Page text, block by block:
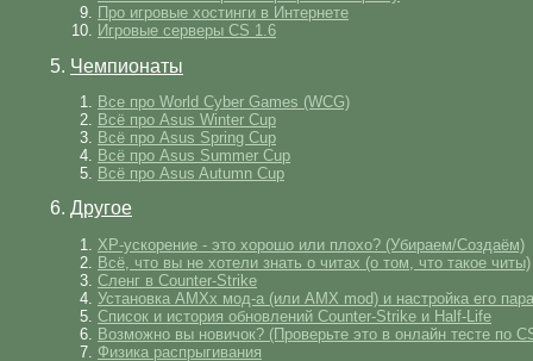
Про игровые хостинги в Интернете
Игровые серверы CS 1.6
5. Чемпионаты
Все про World Cyber Games (WCG)
Всё про Asus Winter Cup
Всё про Asus Spring Cup
Всё про Asus Summer Cup
Всё про Asus Autumn Cup
6. Другое
XP-ускорение - это хорошо или плохо? (Убираем/Создаём)
Всё, что вы не хотели знать о читах (о том, что такое читы)
Сленг в Counter-Strike
Установка AMXx мод-а (или AMX mod) и настройка его
Список и история обновлений Counter-Strike и Half-Life
Возможно вы новичок? (Проверьте это в онлайн тесте по
Физика распрыгивания